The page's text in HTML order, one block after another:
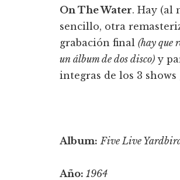
On The Water. Hay (al
sencillo, otra
grabación final (hay que
un álbum de dos disco) y
integras de los 3
Album: Five Live
Año: 1964